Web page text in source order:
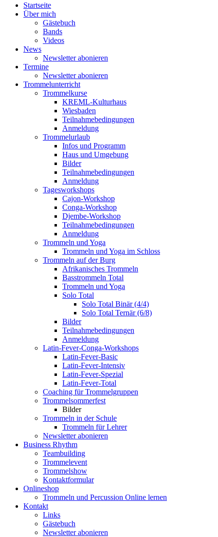
Startseite
Über mich
Gästebuch
Bands
Videos
News
Newsletter abonieren
Termine
Newsletter abonieren
Trommelunterricht
Trommelkurse
KREML-Kulturhaus
Wiesbaden
Teilnahmebedingungen
Anmeldung
Trommelurlaub
Infos und Programm
Haus und Umgebung
Bilder
Teilnahmebedingungen
Anmeldung
Tagesworkshops
Cajon-Workshop
Conga-Workshop
Djembe-Workshop
Teilnahmebedingungen
Anmeldung
Trommeln und Yoga
Trommeln und Yoga im Schloss
Trommeln auf der Burg
Afrikanisches Trommeln
Basstrommeln Total
Trommeln und Yoga
Solo Total
Solo Total Binär (4/4)
Solo Total Ternär (6/8)
Bilder
Teilnahmebedingungen
Anmeldung
Latin-Fever-Conga-Workshops
Latin-Fever-Basic
Latin-Fever-Intensiv
Latin-Fever-Spezial
Latin-Fever-Total
Coaching für Trommelgruppen
Trommelsommerfest
Bilder
Trommeln in der Schule
Trommeln für Lehrer
Newsletter abonieren
Business Rhythm
Teambuilding
Trommelevent
Trommelshow
Kontaktformular
Onlineshop
Trommeln und Percussion Online lernen
Kontakt
Links
Gästebuch
Newsletter abonieren